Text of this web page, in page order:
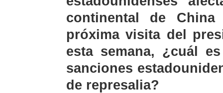
continental de
próxima visita del
esta semana, ¿cuál
sanciones
de represalia?